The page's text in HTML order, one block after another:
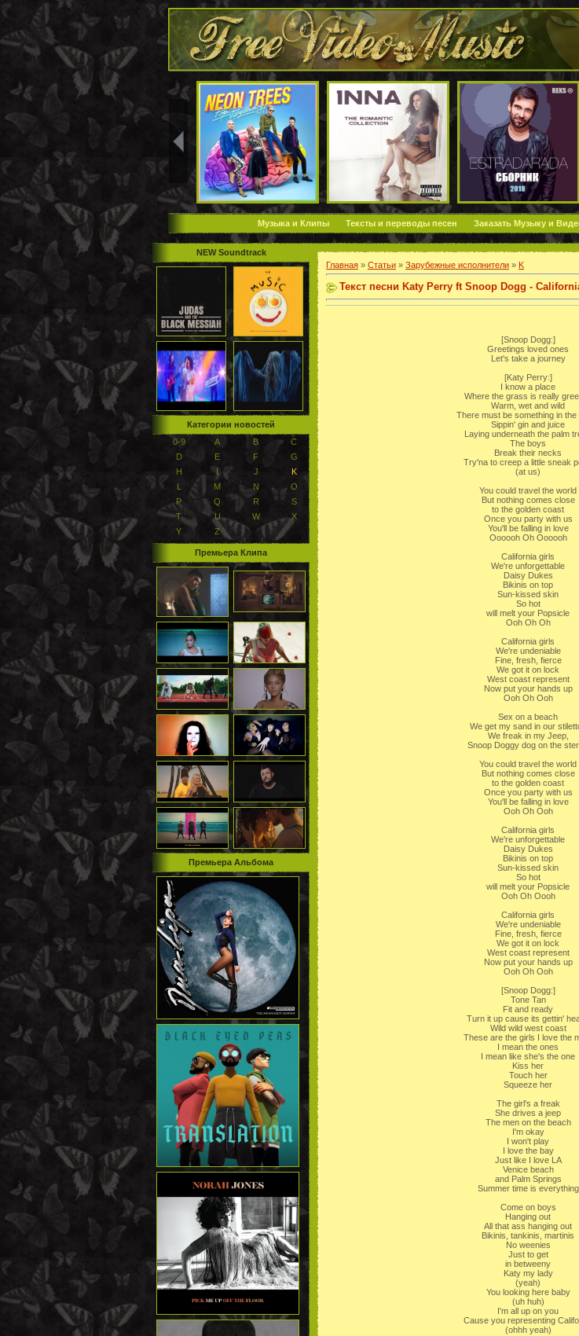
Музыка и Клипы Тексты и переводы песен Заказать Музыку и
NEW Soundtrack
Категории новостей
0-9
A B
C
D
E F
G
H
I J
K
L
M N
O
P
Q R
S
T
U W
X
Y
Z
Премьера Клипа
Премьера Альбома
Главная » Статьи » Зарубежные исполнители » K
Текст песни Katy Perry ft Snoop Dogg -
[Snoop Dogg:]
Greetings loved ones
Let's take a journey
[Katy Perry:]
I know a place
Where the grass is really
Warm, wet and wild
There must be something in the
Sippin' gin and juice
Laying underneath the palm
The boys
Break their necks
Try'na to creep a little sneak
(at us)
You could travel the world
But nothing comes close
to the golden coast
Once you party with us
You'll be falling in love
Oooooh Oh Oooooh
California girls
We're unforgettable
Daisy Dukes
Bikinis on top
Sun-kissed skin
So hot
will melt your Popsicle
Ooh Oh Oh
California girls
We're undeniable
Fine, fresh, fierce
We got it on lock
West coast represent
Now put your hands up
Ooh Oh Ooh
Sex on a beach
We get my sand in our
We freak in my Jeep,
Snoop Doggy dog on the
You could travel the world
But nothing comes close
to the golden coast
Once you party with us
You'll be falling in love
Ooh Oh Ooh
California girls
We're unforgettable
Daisy Dukes
Bikinis on top
Sun-kissed skin
So hot
will melt your Popsicle
Ooh Oh Oooh
California girls
We're undeniable
Fine, fresh, fierce
We got it on lock
West coast represent
Now put your hands up
Ooh Oh Ooh
[Snoop Dogg:]
Tone Tan
Fit and ready
Turn it up cause its gettin'
Wild wild west coast
These are the girls I love the
I mean the ones
I mean like she's the one
Kiss her
Touch her
Squeeze her
The girl's a freak
She drives a jeep
The men on the beach
I'm okay
I won't play
I love the bay
Just like I love LA
Venice beach
and Palm Springs
Summer time is everything
Come on boys
Hanging out
All that ass hanging out
Bikinis, tankinis, martinis
No weenies
Just to get
in betweeny
Katy my lady
(yeah)
You looking here baby
(uh huh)
I'm all up on you
Cause you representing
(ohhh yeah)